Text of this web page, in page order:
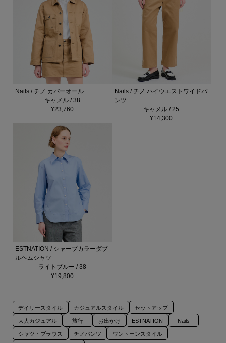
Nails / チノ カバーオール
キャメル / 38
¥23,760
Nails / チノ ハイウエストワイドパ
ンツ
キャメル / 25
¥14,300
ESTNATION / シャープカラーダブ
ルヘムシャツ
ライトブルー / 38
¥19,800
デイリースタイル カジュアルスタイル セットアップ
大人カジュアル 旅行 お出かけ ESTNATION Nails
シャツ・ブラウス チノパンツ ワントーンスタイル